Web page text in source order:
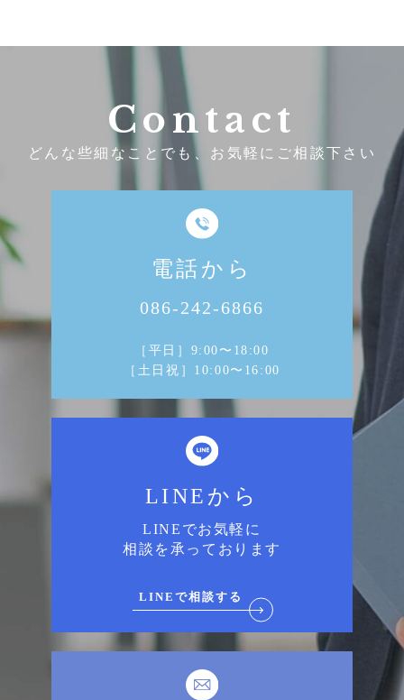
Contact
どんな些細なことでも、お気軽にご相談下さい
電話から
086-242-6866
［平日］9:00〜18:00
［土日祝］10:00〜16:00
LINEから
LINEでお気軽に
相談を承っております
LINEで相談する